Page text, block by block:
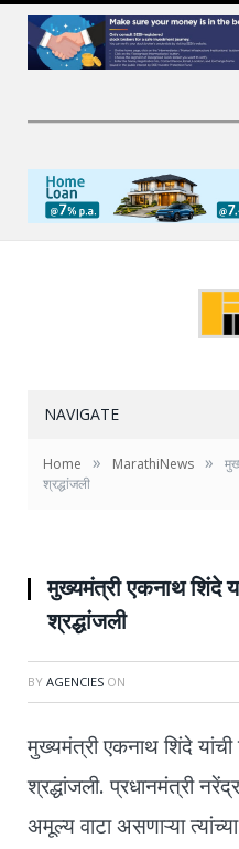
NAVIGATE
Home » MarathiNews »
श्रद्धांजली
मुख्यमंत्री एकनाथ शिंदे
श्रद्धांजली
BY AGENCIES ON
मुख्यमंत्री एकनाथ शिंदे यांची
श्रद्धांजली. प्रधानमंत्री
अमूल्य वाटा असणाऱ्या त्यांच्या